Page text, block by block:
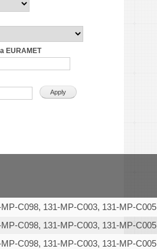
EURAMET
C098, 131-MP-C003, 131-MP-C005
C098, 131-MP-C003, 131-MP-C005
C098, 131-MP-C003, 131-MP-C005